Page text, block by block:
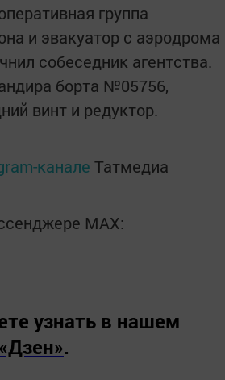
группа
и эвакуатор с аэродрома
собеседник агентства.
борта №05756,
винт и редуктор.
канале Татмедиа
MАХ:
узнать в нашем
«Дзен».